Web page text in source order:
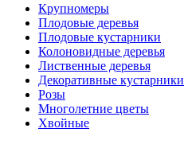
Крупномеры
Плодовые деревья
Плодовые кустарники
Колоновидные деревья
Лиственные деревья
Декоративные кустарники
Розы
Многолетние цветы
Хвойные